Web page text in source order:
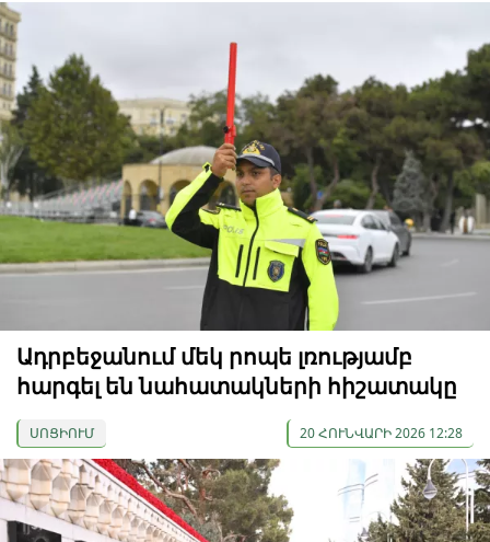
Ադրբեջանում մեկ րոպե լռությամբ
հարգել են նահատակների հիշատակը
ՍՈՑԻՈՒՄ 20 ՀՈՒՆՎԱՐԻ 2026 12:28